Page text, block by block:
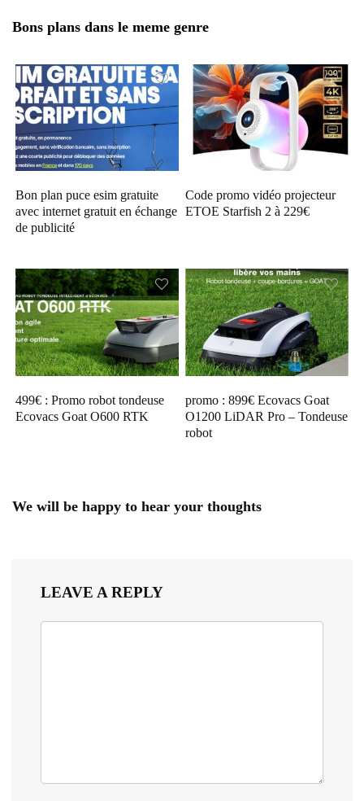
Bons plans dans le meme genre
Bon plan puce esim gratuite
avec internet gratuit en échange
de publicité
Code promo vidéo projecteur
ETOE Starfish 2 à 229€
499€ : Promo robot tondeuse
Ecovacs Goat O600 RTK
promo : 899€ Ecovacs Goat
O1200 LiDAR Pro – Tondeuse
robot
We will be happy to hear your thoughts
LEAVE A REPLY